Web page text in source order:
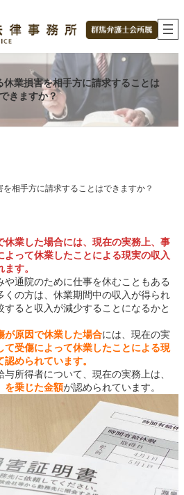
業損害を相手方に請求することは
できますか？
相手方に請求することはできますか？
業した場合には、現在の実務上、事
って休業したことによる現実の収入
す。
通院のために仕事を休むこともある
くの方は、休業期間中の収入が得られ
ると収入が減少することになるかと
が原因で休業した場合には、現在の実
て受傷によって休業したことによる現
められています。
所得者について、現在の実務上は、
を乗じた金額が認められています。